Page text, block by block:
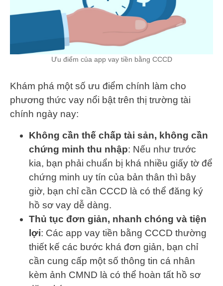
Ưu điểm của app vay tiền bằng CCCD
Khám phá một số ưu điểm chính làm cho
phương thức vay nổi bật trên thị trường tài
chính ngày nay:
Không cần thế chấp tài sản, không cần
chứng minh thu nhập: Nếu như trước
kia, bạn phải chuẩn bị khá nhiều giấy tờ để
chứng minh uy tín của bản thân thì bây
giờ, bạn chỉ cần CCCD là có thể đăng ký
hồ sơ vay dễ dàng.
Thủ tục đơn giản, nhanh chóng và tiện
lợi: Các app vay tiền bằng CCCD thường
thiết kế các bước khá đơn giản, bạn chỉ
cần cung cấp một số thông tin cá nhân
kèm ảnh CMND là có thể hoàn tất hồ sơ